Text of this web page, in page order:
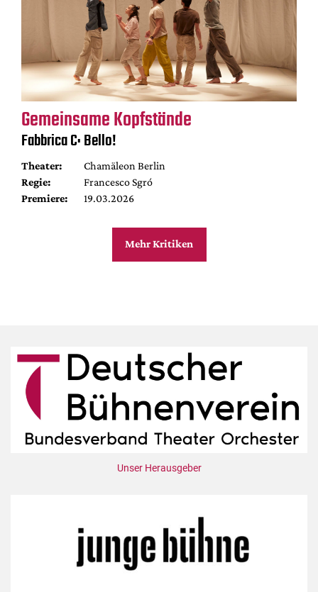
Gemeinsame Kopfstände
Fabbrica C: Bello!
Theater:
Chamäleon Berlin
Regie:
Francesco Sgró
Premiere:
19.03.2026
Mehr Kritiken
Unser Herausgeber